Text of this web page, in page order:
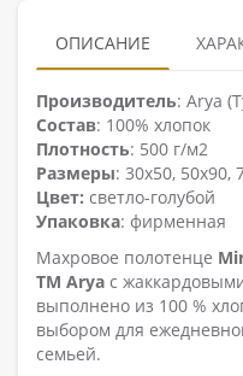
ОПИСАНИЕ
Производитель: Arya
Состав: 100% хлопок
Плотность: 500 г/м2
Размеры: 30х50, 50х90,
Цвет: светло-голубой
Упаковка: фирменная
Махровое полотенце
ТМ Arya с
выполнено из 100 %
выбором для
семьей.